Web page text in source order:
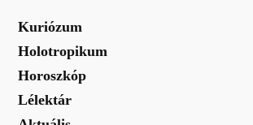
Kuriózum
Holotropikum
Horoszkóp
Lélektár